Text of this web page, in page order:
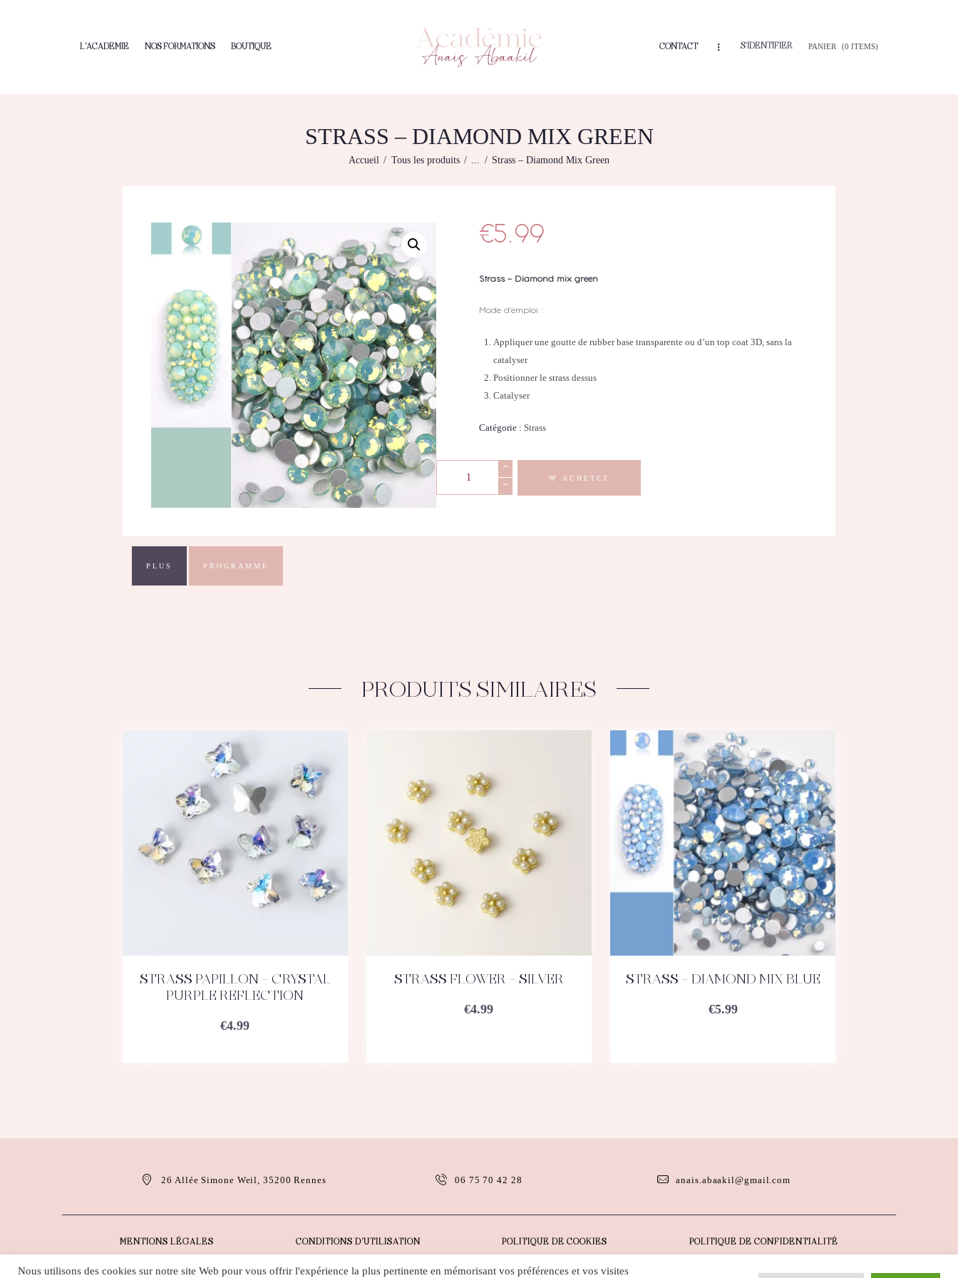
L’ACADEMIE NOS FORMATIONS BOUTIQUE CONTACT S'IDENTIFIER PANIER (0 ITEMS)
STRASS – DIAMOND MIX GREEN
Accueil Tous les produits Strass – Diamond Mix Green
ACADÉMIE ANAÏS ABAAKIL
Formation et shop Indigo
NOS FORMATIONS
AGENDA DE
BOUTIQUE
CONTACTEZ-NOUS
MODÈLE
€5.99
Strass – Diamond mix green
Mode d’emploi :
Appliquer une goutte de rubber base transparente ou d’un top coat 3D, sans la
catalyser
Positionner le strass dessus
Catalyser
Catégorie : Strass
ACHETEZ
PLUS PROGRAMME
PRODUITS SIMILAIRES
ACHETEZ DÉTAILS
STRASS PAPILLON – CRYSTAL
PURPLE REFLECTION
€4.99
ACHETEZ DÉTAILS
STRASS FLOWER – SILVER
€4.99
ACHETEZ DÉTAILS
STRASS – DIAMOND MIX BLUE
€5.99
26 Allée Simone Weil, 35200 Rennes 06 75 70 42 28 anais.abaakil@gmail.com
MENTIONS LÉGALES CONDITIONS D’UTILISATION POLITIQUE DE COOKIES POLITIQUE DE CONFIDENTIALITÉ
Nous utilisons des cookies sur notre site Web pour vous offrir l'expérience la plus pertinente en mémorisant vos préférences et vos visites